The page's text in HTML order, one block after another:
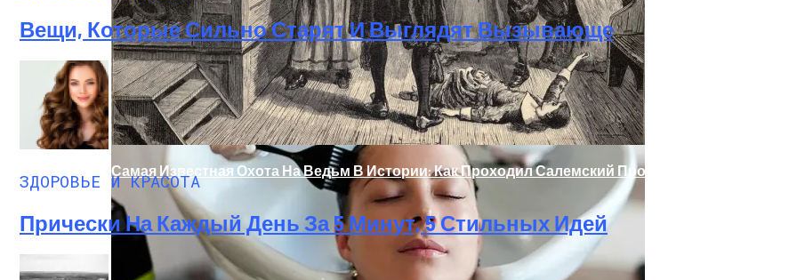
Женская Зимняя Обувь: 5 Стильных Моделей, За Которыми Выстраиваются В Очереди
Самая Известная Охота На Ведьм В Истории: Как Проходил Салемский Процесс
Вещи, Которые Сильно Старят И Выглядят Вызывающе
ЗДОРОВЬЕ И КРАСОТА
Прически На Каждый День За 5 Минут, 5 Стильных Идей